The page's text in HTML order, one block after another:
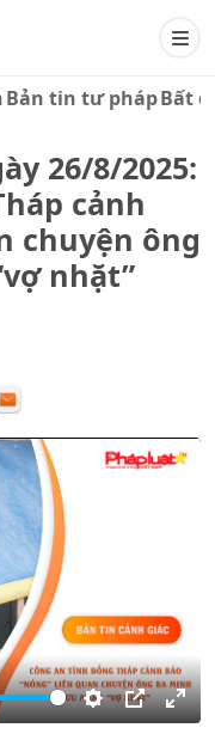
Bản tin tư phápBất
26/8/2025:
cảnh
chuyện ông
nhặt”
Settings
PIP